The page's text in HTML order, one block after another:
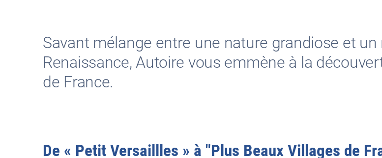
Savant mélange entre une nature grandiose et
Renaissance, Autoire vous emmène à la
de France.
De « Petit Versaillles » à "Plus Beaux Villages de